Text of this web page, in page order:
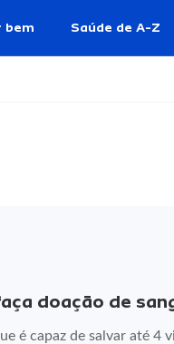
bem Saúde de A-Z
doação de
é capaz de salvar até 4